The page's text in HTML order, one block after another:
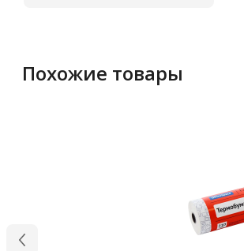
Похожие товары